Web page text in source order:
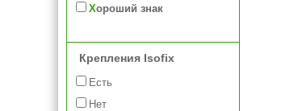
Хороший знак
Крепления Isofix
Есть
Нет